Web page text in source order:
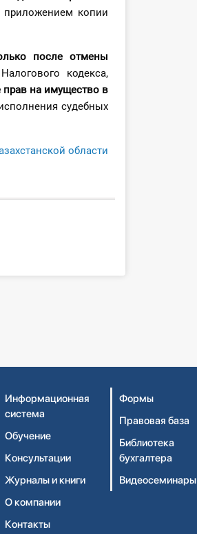
приложением копии
после отмены
Налогового кодекса,
прав на имущество в
судебных
области
Информационная
система
Обучение
Консультации
Журналы и книги
О компании
Контакты
Формы
Правовая база
Библиотека
бухгалтера
Видеосеминары